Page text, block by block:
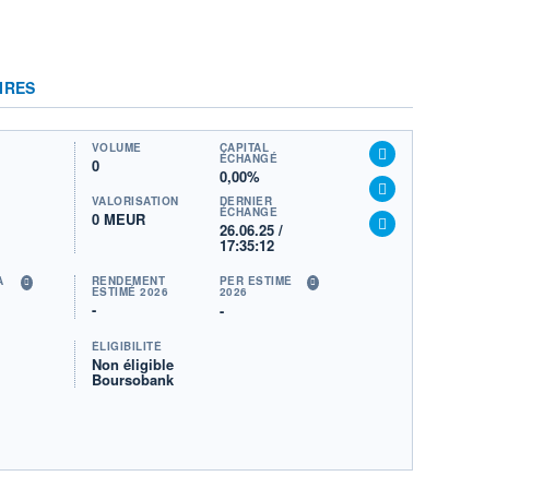
VOLUME
0
CAPITAL
ÉCHANGÉ
0,00%
VALORISATION
0 MEUR
DERNIER
ÉCHANGE
26.06.25 /
17:35:12
RENDEMENT
ESTIMÉ 2026
-
PER ESTIMÉ
2026
-
ÉLIGIBILITÉ
Non éligible
Boursobank